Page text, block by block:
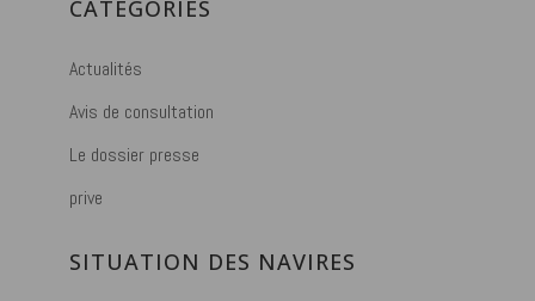
CATÉGORIES
Actualités
Avis de consultation
Le dossier presse
prive
SITUATION DES NAVIRES